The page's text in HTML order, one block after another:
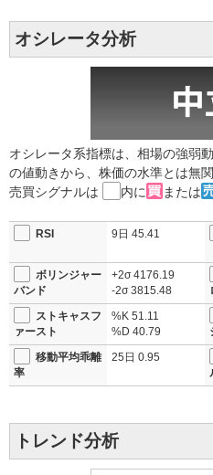
オシレータ分析
オシレータ系指標は、相場の強弱
の値動きから、株価の水準とは無
売買シグナルは
内に または
RSI 9日 45.41
ボリンジャー
バンド
+2σ4176.19
-2σ3815.48
ストキャスフ
ァースト
%K 51.11
%D 40.79
移動平均乖離
率
25日 0.95
トレンド分析